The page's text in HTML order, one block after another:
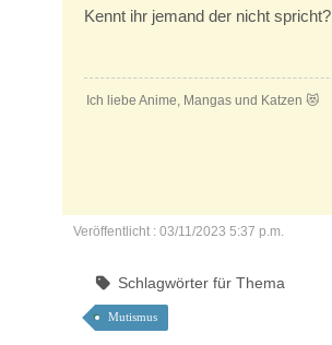
Kennt ihr jemand der nicht spricht?
Ich liebe Anime, Mangas und Katzen 😻
Veröffentlicht : 03/11/2023 5:37 p.m.
Schlagwörter für Thema
Mutismus